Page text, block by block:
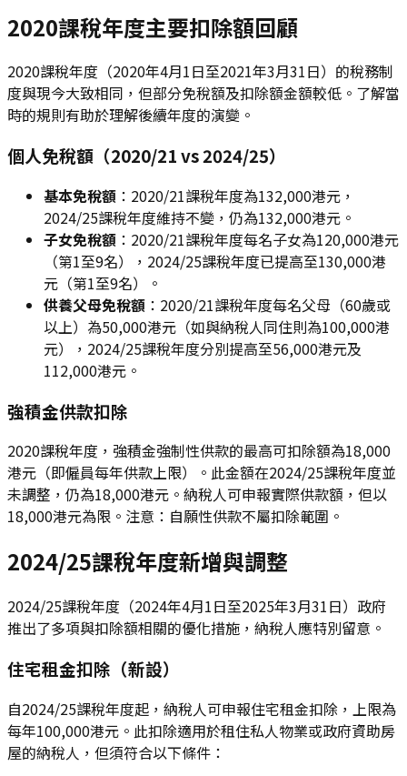
2020課稅年度主要扣除額回顧
2020課稅年度（2020年4月1日至2021年3月31日）的稅務制
度與現今大致相同，但部分免稅額及扣除額金額較低。了解當
時的規則有助於理解後續年度的演變。
個人免稅額（2020/21 vs 2024/25）
基本免稅額 ：2020/21課稅年度為132,000港元，
2024/25課稅年度維持不變，仍為132,000港元。
子女免稅額 ：2020/21課稅年度每名子女為120,000港元
（第1至9名），2024/25課稅年度已提高至130,000港
元（第1至9名）。
供養父母免稅額 ：2020/21課稅年度每名父母（60歲或
以上）為50,000港元（如與納稅人同住則為100,000港
元），2024/25課稅年度分別提高至56,000港元及
112,000港元。
強積金供款扣除
2020課稅年度，強積金強制性供款的最高可扣除額為18,000
港元（即僱員每年供款上限）。此金額在2024/25課稅年度並
未調整，仍為18,000港元。納稅人可申報實際供款額，但以
18,000港元為限。注意：自願性供款不屬扣除範圍。
2024/25課稅年度新增與調整
2024/25課稅年度（2024年4月1日至2025年3月31日）政府
推出了多項與扣除額相關的優化措施，納稅人應特別留意。
住宅租金扣除（新設）
自2024/25課稅年度起，納稅人可申報住宅租金扣除，上限為
每年100,000港元。此扣除適用於租住私人物業或政府資助房
屋的納稅人，但須符合以下條件：